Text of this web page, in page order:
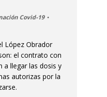
Covid-19
López Obrador
el contrato con
a llegar las dosis y
autorizas por la